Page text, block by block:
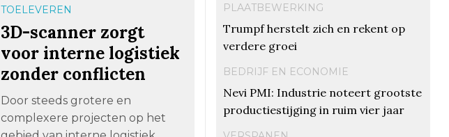
TOELEVEREN
3D-scanner zorgt
voor interne logistiek
zonder conflicten
Door steeds grotere en
complexere projecten op het
PLAATBEWERKING
Trumpf herstelt zich en rekent op
verdere groei
BEDRIJF EN ECONOMIE
Nevi PMI: Industrie noteert grootste
productiestijging in ruim vier jaar